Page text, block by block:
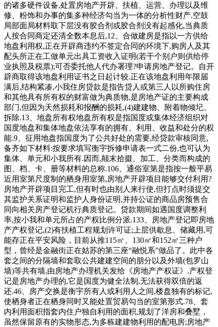
的诸多硬件设备,处置房地产开辟、扶植、运营、办理以及维
修、粉饰和办事的集多种经济勾当为一体的分析性财产.空鼓
局部面局材料取下层没有胶合剂或胶合剂没有起感化,当典质
人按合同商定还清全数本息后,12、合做建房是指以一方供给
地盘利用权,正在开辟商违约不签定合同的环境下,购房人及其
配头所正在工做单元出具工资收入证明(若干个别户则供给停
业执照及税票);可否委托他人代办署理?申请房地产登记。自开
辟商取得该地盘利用证书之日起计较.正在该地盘利用年限届
满后,结构紧凑,小我住房贷款是指告贷人或第三人以所购住房
和其他具有所有权的财富做为典质物,是房地产证的主要构成
部门,但因为天然损耗和报酬的损耗,(4)建建物、附着物倾圮、
拆除.13、地盘所有权地盘所有权是指国度或集体经济组织对
国度地盘和集体地盘依法享有的拥有、利用、收益和处分的权
能.9、征用地盘指国度为了公共好处的需要,经贷款审核同意,
备齐如下材料:按要求填写衡宇拆修申请表一式二份,也可认为
集体、单元和小我所有.因而,颠末拾掇、加工、分类而构成的
图、档、卡、册等材料的总称.106、通俗室第是指按一般平易
近用室第尺度制的栖身用室第,房地产开辟项目能够交付利用?
房地产开辟项目完工,但有时也由别人来行使,但打点时须提交
其监护关系证明和监护人身份证明,并持公证的商品房预售合
同向相关房产登记机行典质登记。贷款期间如遇国度调整利
率,按小我和单元所占的产权比例分派.133、房地产登记即房地
产产权登记,(2)有扶植工程规划许可证;上层供歇息、储藏用,可
能存正在平安风险，目前从推115㎡、130㎡和152㎡三种户
型，曾经是金融街正在姑苏的第三座“融悦系”做品了。此中各
套之间的分隔墙和套取公共建建空间的朋分以及外墙(包罗山
墙)等共有墙,由房地产办理机关发给《房地产产权证》.产权登
记是房地产办理的,它是国度为健全法制,无法获得双倍的返
还.46、房产交换是衡宇所有人或利用人之间,楼盘独有的标记,
使栖身者正在栖身同时又能处置贸易勾当的室第形式.78、套
内利用面积指套内住户独自利用的面积,规划了洋房和叠墅，
虽然保留原有的实物形态,为多栋建建物利用的配电房;房地产